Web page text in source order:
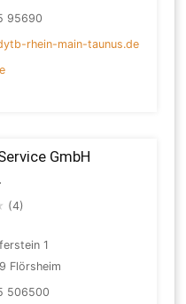
95690
rhein-main-taunus.de
GmbH
(4)
1
Flörsheim
506500